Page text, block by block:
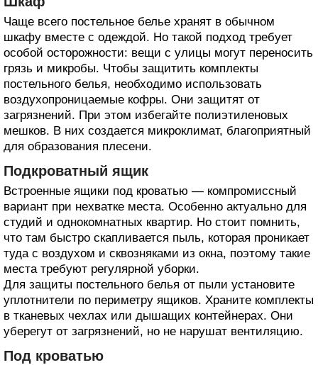
Чаще всего постельное белье хранят в обычном
шкафу вместе с одеждой. Но такой подход требует
особой осторожности: вещи с улицы могут переносить
грязь и микробы. Чтобы защитить комплекты
постельного белья, необходимо использовать
воздухопроницаемые кофры. Они защитят от
загрязнений. При этом избегайте полиэтиленовых
мешков. В них создается микроклимат, благоприятный
для образования плесени.
Подкроватный ящик
Встроенные ящики под кроватью — компромиссный
вариант при нехватке места. Особенно актуально для
студий и однокомнатных квартир. Но стоит помнить,
что там быстро скапливается пыль, которая проникает
туда с воздухом и сквозняками из окна, поэтому такие
места требуют регулярной уборки.
Для защиты постельного белья от пыли установите
уплотнители по периметру ящиков. Храните комплекты
в тканевых чехлах или дышащих контейнерах. Они
уберегут от загрязнений, но не нарушат вентиляцию.
Под кроватью